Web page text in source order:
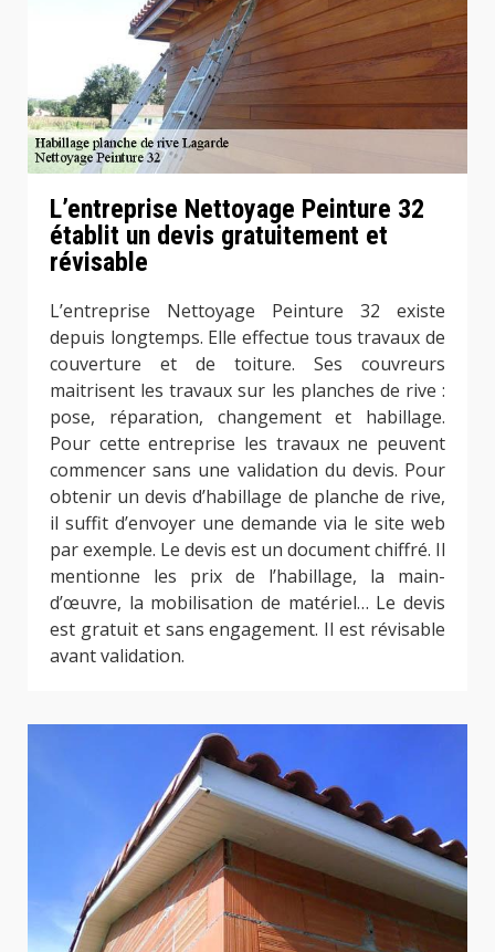
L’entreprise Nettoyage Peinture 32
établit un devis gratuitement et
révisable
L’entreprise Nettoyage Peinture 32 existe
depuis longtemps. Elle effectue tous travaux de
couverture et de toiture. Ses couvreurs
maitrisent les travaux sur les planches de rive :
pose, réparation, changement et habillage.
Pour cette entreprise les travaux ne peuvent
commencer sans une validation du devis. Pour
obtenir un devis d’habillage de planche de rive,
il suffit d’envoyer une demande via le site web
par exemple. Le devis est un document chiffré. Il
mentionne les prix de l’habillage, la main-
d’œuvre, la mobilisation de matériel… Le devis
est gratuit et sans engagement. Il est révisable
avant validation.